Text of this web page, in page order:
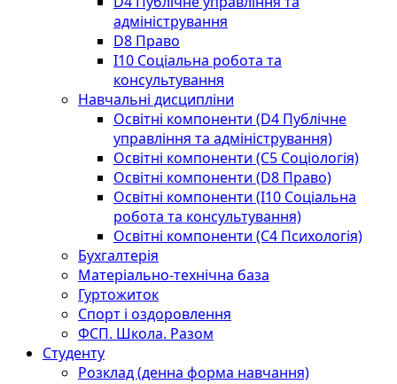
адміністрування
D8 Право
I10 Соціальна робота та
консультування
Навчальні дисципліни
Освітні компоненти (D4 Публічне
управління та адміністрування)
Освітні компоненти (С5 Соціологія)
Освітні компоненти (D8 Право)
Освітні компоненти (I10 Соціальна
робота та консультування)
Освітні компоненти (С4 Психологія)
Бухгалтерія
Матеріально-технічна база
Гуртожиток
Спорт і оздоровлення
ФСП. Школа. Разом
Студенту
Розклад (денна форма навчання)